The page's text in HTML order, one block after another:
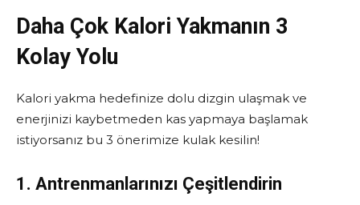
Daha Çok Kalori Yakmanın 3
Kolay Yolu
Kalori yakma hedefinize dolu dizgin ulaşmak ve
enerjinizi kaybetmeden kas yapmaya başlamak
istiyorsanız bu 3 önerimize kulak kesilin!
1. Antrenmanlarınızı Çeşitlendirin